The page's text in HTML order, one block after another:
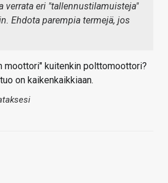
verrata eri "tallennustilamuisteja"
Ehdota parempia termejä, jos
moottori" kuitenkin polttomoottori?
on kaikenkaikkiaan.